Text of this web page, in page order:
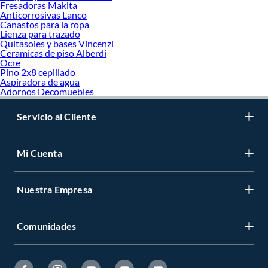
Fresadoras Makita
Anticorrosivas Lanco
Canastos para la ropa
Lienza para trazado
Quitasoles y bases Vincenzi
Ceramicas de piso Alberdi
Ocre
Pino 2x8 cepillado
Aspiradora de agua
Adornos Decomuebles
Servicio al Cliente
Mi Cuenta
Nuestra Empresa
Comunidades